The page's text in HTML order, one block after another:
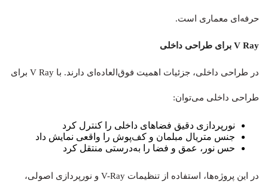
حرفه‌ای معماری است.
V Ray برای طراحی داخلی
در طراحی داخلی، جزئیات اهمیت فوق‌العاده‌ای دارند. با V Ray برای
طراحی داخلی می‌توان:
نورپردازی دقیق فضاهای داخلی را کنترل کرد
جنس متریال مبلمان و کف‌پوش را واقعی نمایش داد
حس نور، عمق و فضا را به‌درستی منتقل کرد
در این پروژه‌ها، استفاده از تنظیمات V-Ray و نورپردازی اصولی،